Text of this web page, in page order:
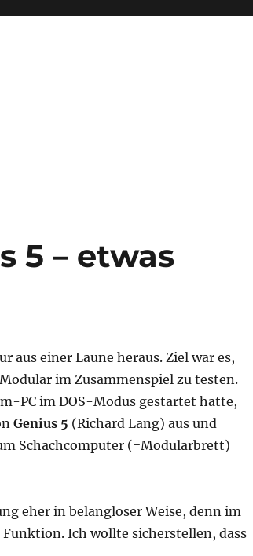
5 – etwas
aus einer Laune heraus. Ziel war es,
im Zusammenspiel zu testen.
PC im DOS-Modus gestartet hatte,
Genius 5 (Richard Lang) aus und
Schachcomputer (=Modularbrett)
eher in belangloser Weise, denn im
Ich wollte sicherstellen, dass